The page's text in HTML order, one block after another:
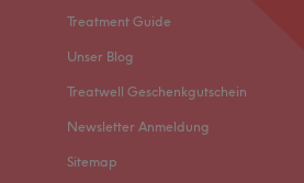
Treatment Guide
Unser Blog
Treatwell Geschenkgutschein
Newsletter Anmeldung
Sitemap